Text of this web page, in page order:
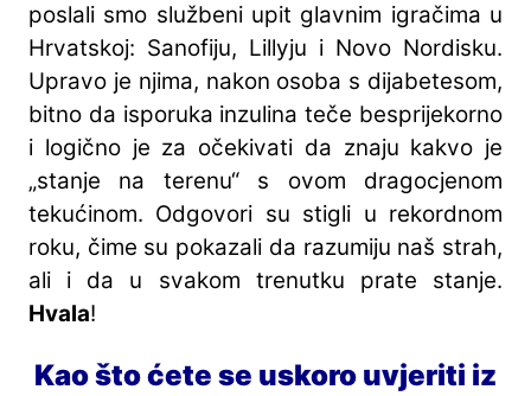
poslali smo službeni upit glavnim igračima u
Hrvatskoj: Sanofiju, Lillyju i Novo Nordisku.
Upravo je njima, nakon osoba s dijabetesom,
bitno da isporuka inzulina teče besprijekorno
i logično je za očekivati da znaju kakvo je
„stanje na terenu“ s ovom dragocjenom
tekućinom. Odgovori su stigli u rekordnom
roku, čime su pokazali da razumiju naš strah,
ali i da u svakom trenutku prate stanje.
Hvala!
Kao što ćete se uskoro uvjeriti iz